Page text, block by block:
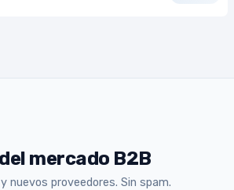
mercado B2B
nuevos proveedores. Sin spam.